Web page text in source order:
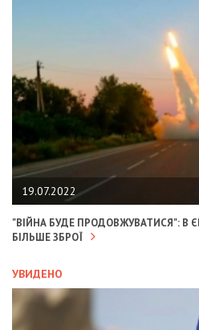
19.07.2022
"ВІЙНА БУДЕ ПРОДОВЖУВАТИСЯ": В
БІЛЬШЕ ЗБРОЇ
УВИДЕНО